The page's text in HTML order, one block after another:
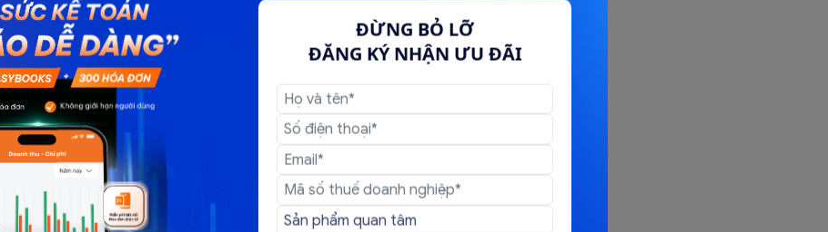
ĐỪNG BỎ LỠ
ĐĂNG KÝ NHẬN ƯU ĐÃI
một phần hoặc toàn bộ); hóa đơn phản ánh không
khống, lập hóa đơn giả;
hóa trong khâu lưu thông hoặc dùng hóa đơn của hàng
dịch vụ khác;
(trừ hóa đơn của cơ quan thuế và trường hợp được
dịch vụ mua vào hoặc hàng hóa, dịch vụ bán ra;